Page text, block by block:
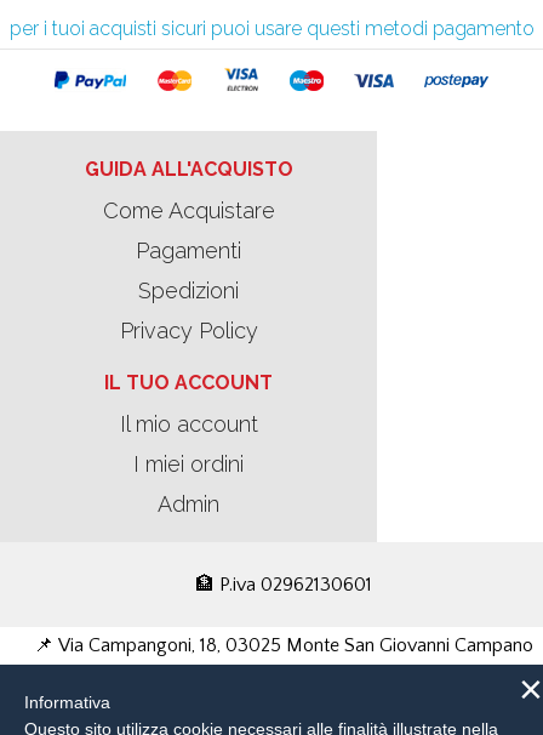
per i tuoi acquisti sicuri puoi usare questi metodi pagamento
GUIDA ALL'ACQUISTO
Come Acquistare
Pagamenti
Spedizioni
Privacy Policy
IL TUO ACCOUNT
Il mio account
I miei ordini
Admin
🏦 P.iva 02962130601
📌 Via Campangoni, 18, 03025 Monte San Giovanni Campano
×
Informativa
Questo sito utilizza cookie necessari alle finalità illustrate nella